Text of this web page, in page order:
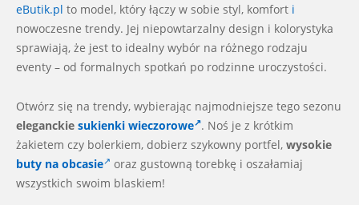
eButik.pl to model, który łączy w sobie styl, komfort i
nowoczesne trendy. Jej niepowtarzalny design i kolorystyka
sprawiają, że jest to idealny wybór na różnego rodzaju
eventy – od formalnych spotkań po rodzinne uroczystości.
Otwórz się na trendy, wybierając najmodniejsze tego sezonu
eleganckie sukienki wieczorowe . Noś je z krótkim
żakietem czy bolerkiem, dobierz szykowny portfel, wysokie
buty na obcasie
oraz gustowną torebkę i oszałamiaj
wszystkich swoim blaskiem!